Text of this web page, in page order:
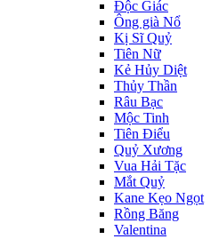
Độc Giác
Ông già Nổ
Kị Sĩ Quỷ
Tiên Nữ
Kẻ Hủy Diệt
Thủy Thần
Râu Bạc
Mộc Tinh
Tiên Điểu
Quỷ Xương
Vua Hải Tặc
Mắt Quỷ
Kane Kẹo Ngọt
Rồng Băng
Valentina